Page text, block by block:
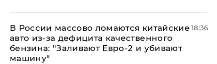
В России массово ломаются китайские
авто из-за дефицита качественного
бензина: "Заливают Евро-2 и убивают
машину"
18:36